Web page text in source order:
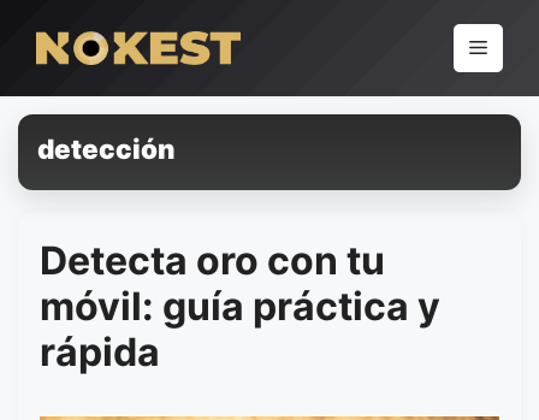
conteúdo
Menu
detección
Detecta oro con tu
móvil: guía práctica y
rápida